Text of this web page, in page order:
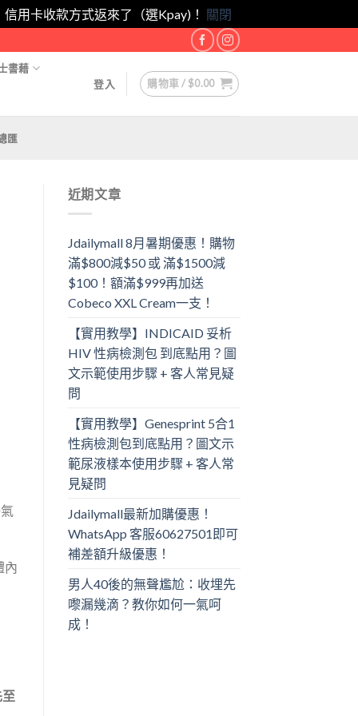
用卡收款方式返來了（選Kpay)！ 關閉
書藉
登入
購物車 /$0.00
匯
內
近期文章
Jdailymall 8月暑期優惠！購物
滿$800減$50 或 滿$1500減
$100！額滿$999再加送
Cobeco XXL Cream一支！
【實用教學】INDICAID 妥析
HIV 性病檢測包 到底點用？圖
文示範使用步驟 + 客人常見疑
問
【實用教學】Genesprint 5合1
性病檢測包到底點用？圖文示
範尿液樣本使用步驟 + 客人常
見疑問
Jdailymall最新加購優惠！
WhatsApp 客服60627501即可
補差額升級優惠！
男人40後的無聲尷尬：收埋先
嚟漏幾滴？教你如何一氣呵
成！